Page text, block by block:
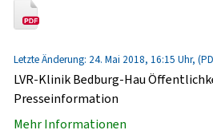
Letzte Änderung: 24. Mai 2018, 16:15 Uhr,
LVR-Klinik Bedburg-Hau
Presseinformation
Mehr Informationen